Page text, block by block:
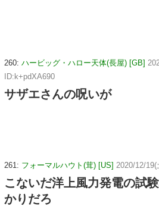
260: ハービッグ・ハロー天体(長屋) [GB]
ID:k+pdXA690
サザエさんの呪いが
261: フォーマルハウト(茸) [US] 2020/12/
こないだ洋上風力発電の試
かりだろ